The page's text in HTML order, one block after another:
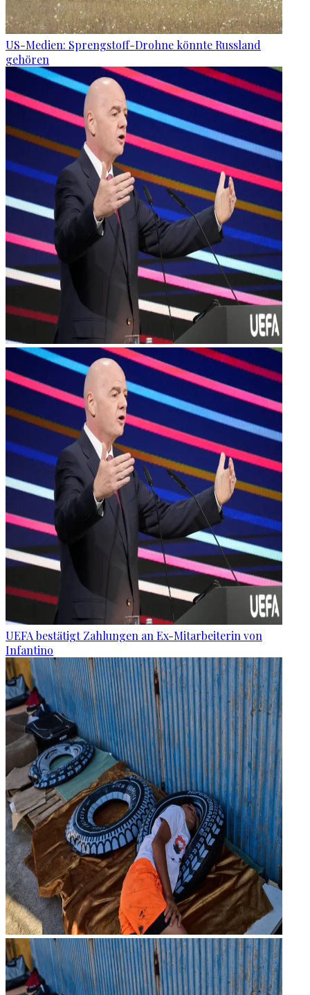
US-Medien: Sprengstoff-Drohne könnte Russland
gehören
UEFA bestätigt Zahlungen an Ex-Mitarbeiterin von
Infantino